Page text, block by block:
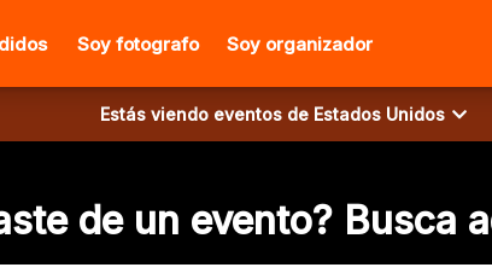
Soy fotografo Soy organizador
Estás viendo eventos de Estados Unidos
de un evento? Busca